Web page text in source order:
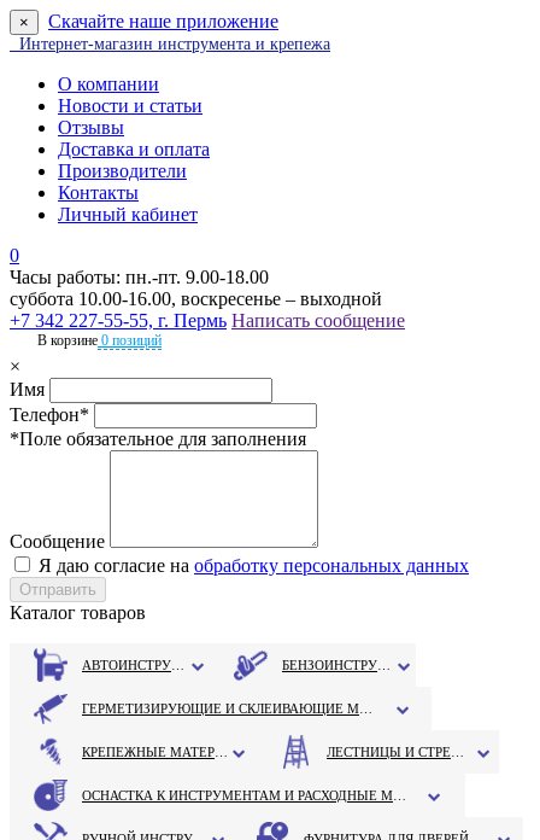
× Скачайте наше приложение
Интернет-магазин инструмента и крепежа
О компании
Новости и статьи
Отзывы
Доставка и оплата
Производители
Контакты
Личный кабинет
0
Часы работы: пн.-пт. 9.00-18.00
суббота 10.00-16.00, воскресенье – выходной
+7 342 227-55-55, г. Пермь Написать сообщение
В корзине 0 позиций
×
Имя
Телефон*
*Поле обязательное для заполнения
Сообщение
Я даю согласие на обработку персональных данных
Каталог товаров